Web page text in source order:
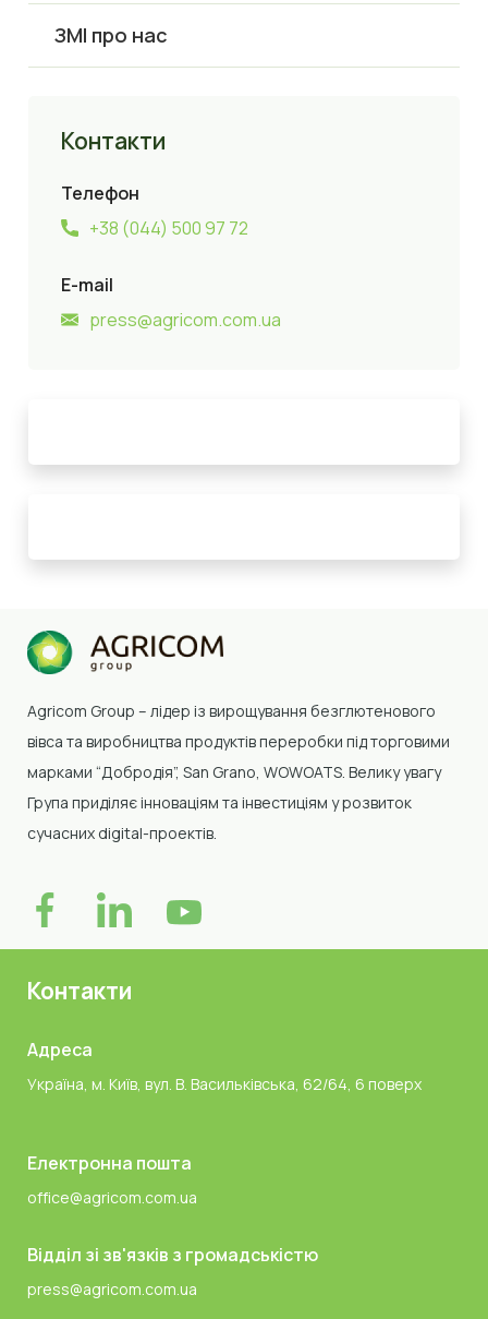
ЗМІ про нас
Контакти
Телефон
+38 (044) 500 97 72
E-mail
press@agricom.com.ua
Agricom Group – лідер із вирощування безглютенового
вівса та виробництва продуктів переробки під торговими
марками “Добродія”, San Grano, WOWOATS. Велику увагу
Група приділяє інноваціям та інвестиціям у розвиток
сучасних digital-проектів.
Контакти
Адреса
Україна, м. Київ, вул. В. Васильківська, 62/64, 6 поверх
Електронна пошта
office@agricom.com.ua
Відділ зі зв'язків з громадськістю
press@agricom.com.ua